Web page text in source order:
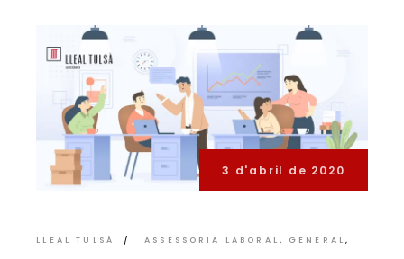
3 d'abril de 2020
LLEAL TULSÀ ASSESSORIA LABORAL GENERAL